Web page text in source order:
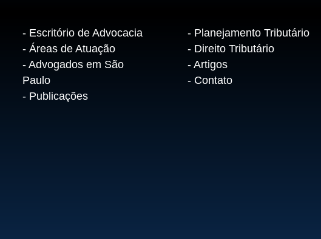
- Escritório de Advocacia
- Áreas de Atuação
- Advogados em São
Paulo
- Publicações
- Planejamento Tributário
- Direito Tributário
- Artigos
- Contato